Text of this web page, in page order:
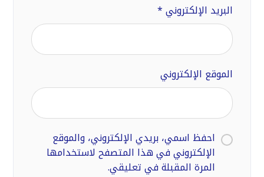
البريد الإلكتروني*
الموقع الإلكتروني
احفظ اسمي، بريدي الإلكتروني، والموقع
الإلكتروني في هذا المتصفح لاستخدامها
المرة المقبلة في تعليقي.